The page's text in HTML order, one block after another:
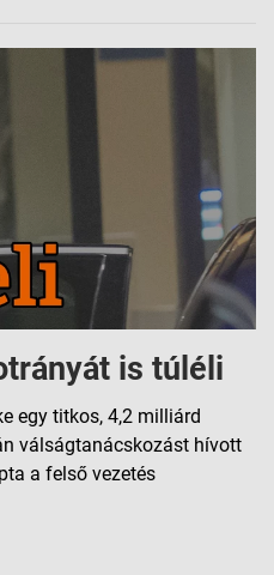
is túléli
egy titkos, 4,2 milliárd
válságtanácskozást hívott
a felső vezetés